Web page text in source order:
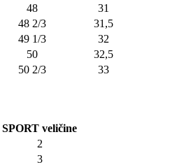
48
31
48 2/3
31,5
49 1/3
32
50
32,5
50 2/3 33
SPORT veličine
2
3